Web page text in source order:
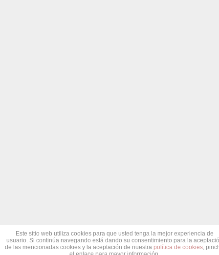
Este sitio web utiliza cookies para que usted tenga la mejor experiencia de
usuario. Si continúa navegando está dando su consentimiento para la
de las mencionadas cookies y la aceptación de nuestra política de cookies,